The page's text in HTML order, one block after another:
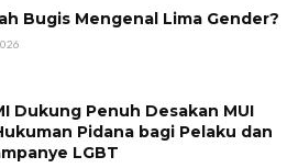
Bugis Mengenal Lima Gender?
Dukung Penuh Desakan MUI
Pidana bagi Pelaku dan
LGBT